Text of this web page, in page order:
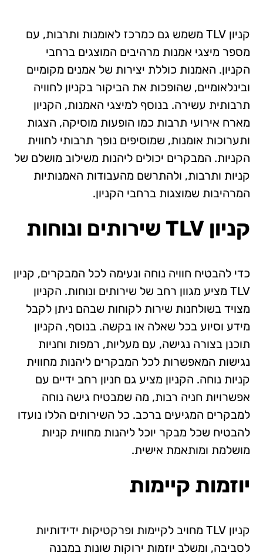
קניון TLV משמש גם כמרכז לאומנות ותרבות, עם
מספר מיצגי אמנות מרהיבים המוצגים ברחבי
הקניון. האמנות כוללת יצירות של אמנים מקומיים
ובינלאומיים, שהופכות את הביקור בקניון לחוויה
תרבותית עשירה. בנוסף למיצגי האמנות, הקניון
מארח אירועי תרבות כמו הופעות מוסיקה, הצגות
ותערוכות אומנות, שמוסיפים נופך תרבותי לחווית
הקניות. המבקרים יכולים ליהנות משילוב מושלם של
קניות ותרבות, ולהתרשם מהעבודות האמנותיות
המרהיבות שמוצגות ברחבי הקניון.
קניון TLV שירותים ונוחות
כדי להבטיח חוויה נוחה ונעימה לכל המבקרים, קניון
TLV מציע מגוון רחב של שירותים ונוחות. הקניון
מצויד בשולחנות שירות לקוחות שבהם ניתן לקבל
מידע וסיוע בכל שאלה או בקשה. בנוסף, הקניון
תוכנן בצורה נגישה, עם מעליות, רמפות וחניות
נגישות המאפשרות לכל המבקרים ליהנות מחווית
קניות נוחה. הקניון מציע גם חניון רחב ידיים עם
אפשרויות חניה רבות, מה שמבטיח גישה נוחה
למבקרים המגיעים ברכב. כל השירותים הללו נועדו
להבטיח שכל מבקר יוכל ליהנות מחווית קניות
מושלמת ומותאמת אישית.
יוזמות קיימות
קניון TLV מחויב לקיימות ופרקטיקות ידידותיות
לסביבה, ומשלב יוזמות ירוקות שונות במבנה